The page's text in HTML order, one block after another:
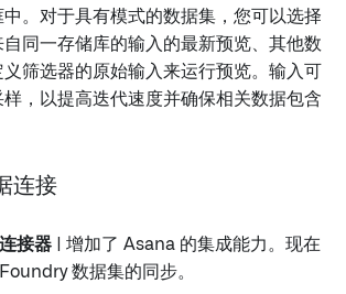
。对于具有模式的数据集，您可以选择
同一存储库的输入的最新预览、其他数
筛选器的原始输入来运行预览。输入可
样，以提高迭代速度并确保相关数据包含
连接
接器 | 增加了 Asana 的集成能力。现在
数据集的同步。